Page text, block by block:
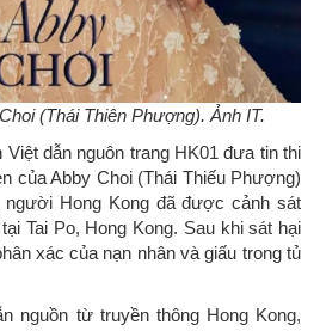
(Thái Thiên Phượng). Ảnh IT.
dẫn nguôn trang HK01 đưa tin thi
của Abby Choi (Thái Thiếu Phượng)
Hong Kong đã được cảnh sát
Tai Po, Hong Kong. Sau khi sát hại
xác của nạn nhân và giấu trong tủ
nguồn từ truyền thông Hong Kong,